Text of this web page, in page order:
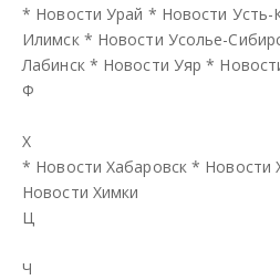
* Новости Урай * Новости Усть-
Илимск * Новости Усолье-
Лабинск * Новости Уяр *
Ф
Х
* Новости Хабаровск * Новости
Новости Химки
Ц
Ч